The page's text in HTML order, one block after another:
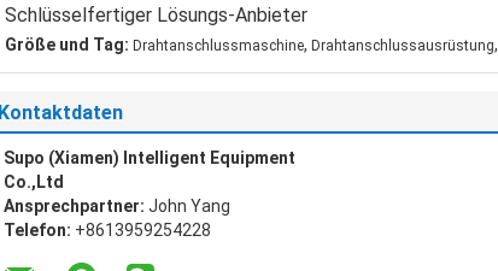
Schlüsselfertiger Lösungs-Anbieter
Größe und Tag: Drahtanschlussmaschine, Drahtanschlussausrüstung,
Kontaktdaten
Supo (Xiamen) Intelligent Equipment
Co.,Ltd
Ansprechpartner: John Yang
Telefon: +8613959254228